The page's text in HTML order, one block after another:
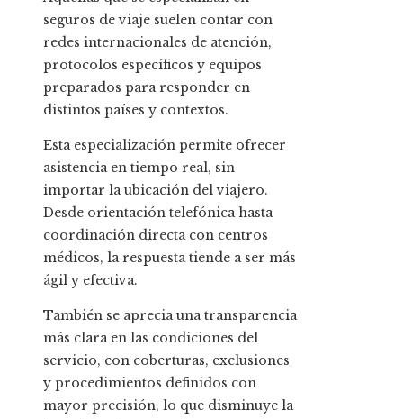
seguros de viaje suelen contar con
redes internacionales de atención,
protocolos específicos y equipos
preparados para responder en
distintos países y contextos.
Esta especialización permite ofrecer
asistencia en tiempo real, sin
importar la ubicación del viajero.
Desde orientación telefónica hasta
coordinación directa con centros
médicos, la respuesta tiende a ser más
ágil y efectiva.
También se aprecia una transparencia
más clara en las condiciones del
servicio, con coberturas, exclusiones
y procedimientos definidos con
mayor precisión, lo que disminuye la